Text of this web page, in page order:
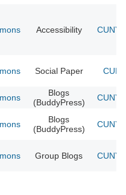
Accessibility CUNY
Social Paper
Blogs
(BuddyPress)
CUNY
Blogs
(BuddyPress)
CUNY
Group Blogs CUNY